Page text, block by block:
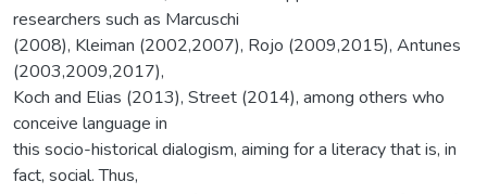
researchers such as Marcuschi
(2008), Kleiman (2002,2007), Rojo (2009,2015), Antunes
(2003,2009,2017),
Koch and Elias (2013), Street (2014), among others who
conceive language in
this socio-historical dialogism, aiming for a literacy that is, in
fact, social. Thus,